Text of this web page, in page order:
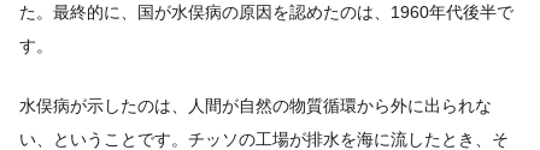
た。最終的に、国が水俣病の原因を認めたのは、1960年代後半で
す。
水俣病が示したのは、人間が自然の物質循環から外に出られな
い、ということです。チッソの工場が排水を海に流したとき、そ